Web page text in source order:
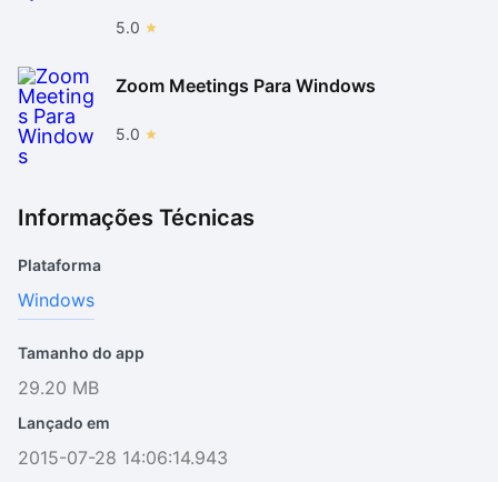
5.0
Zoom Meetings Para Windows
5.0
Informações Técnicas
Plataforma
Windows
Tamanho do app
29.20 MB
Lançado em
2015-07-28 14:06:14.943